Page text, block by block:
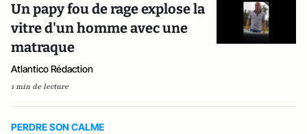
Un papy fou de rage explose la
vitre d'un homme avec une
matraque
Atlantico Rédaction
1 min de lecture
PERDRE SON CALME